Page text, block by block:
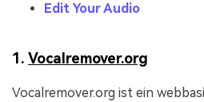
Edit Your Audio
1. Vocalremover.org
Vocalremover.org ist ein